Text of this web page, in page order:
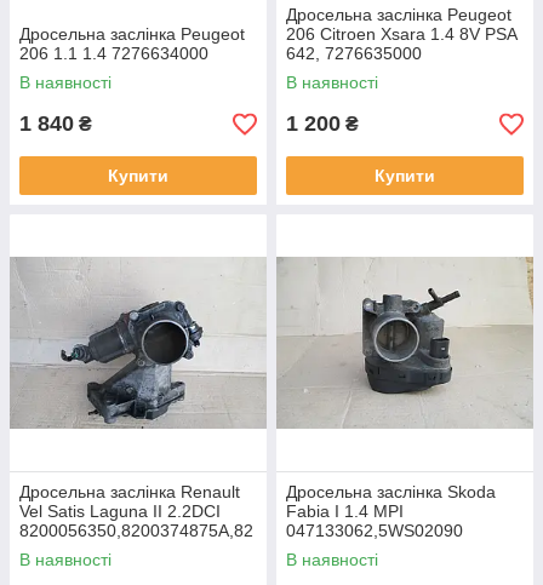
Дросельна заслінка Peugeot
206 1.1 1.4 7276634000
В наявності
1 840 ₴
Купити
Дросельна заслінка Peugeot
206 Citroen Xsara 1.4 8V PSA
642, 7276635000
В наявності
1 200 ₴
Купити
Дросельна заслінка Renault
Vel Satis Laguna II 2.2DCI
8200056350,8200374875A,82
00407431
В наявності
Дросельна заслінка Skoda
Fabia I 1.4 MPI
047133062,5WS02090
В наявності